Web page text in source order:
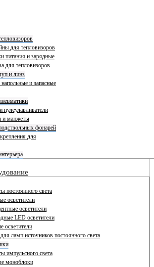
для тепловизоров
питания и зарядные
для тепловизоров
и линз
и запасные
манжеты
фонарей
для
постоянного света
осветители
осветители
LED осветители
осветители
ламп источников постоянного света
импульсного света
моноблоки